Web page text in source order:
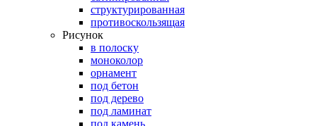
структурированная
противоскользящая
Рисунок
в полоску
моноколор
орнамент
под бетон
под дерево
под ламинат
под камень